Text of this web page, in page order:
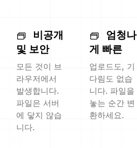
비공개
및 보안
모든 것이 브
라우저에서
발생합니다.
파일은 서버
에 닿지 않습
니다.
엄청나
게 빠른
업로드도, 기
다림도 없습
니다. 파일을
놓는 순간 변
환하세요.